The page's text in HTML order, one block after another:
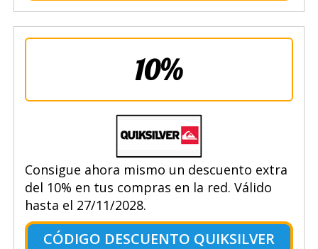
10%
Consigue ahora mismo un descuento extra
del 10% en tus compras en la red. Válido
hasta el 27/11/2028.
CÓDIGO DESCUENTO QUIKSILVER